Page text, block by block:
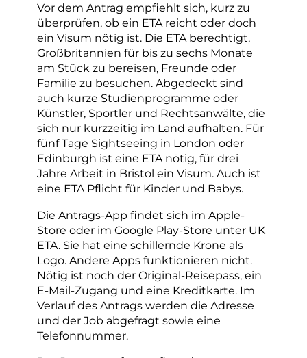
Vor dem Antrag empfiehlt sich, kurz zu
überprüfen, ob ein ETA reicht oder doch
ein Visum nötig ist. Die ETA berechtigt,
Großbritannien für bis zu sechs Monate
am Stück zu bereisen, Freunde oder
Familie zu besuchen. Abgedeckt sind
auch kurze Studienprogramme oder
Künstler, Sportler und Rechtsanwälte, die
sich nur kurzzeitig im Land aufhalten. Für
fünf Tage Sightseeing in London oder
Edinburgh ist eine ETA nötig, für drei
Jahre Arbeit in Bristol ein Visum. Auch ist
eine ETA Pflicht für Kinder und Babys.
Die Antrags-App findet sich im Apple-
Store oder im Google Play-Store unter UK
ETA. Sie hat eine schillernde Krone als
Logo. Andere Apps funktionieren nicht.
Nötig ist noch der Original-Reisepass, ein
E-Mail-Zugang und eine Kreditkarte. Im
Verlauf des Antrags werden die Adresse
und der Job abgefragt sowie eine
Telefonnummer.